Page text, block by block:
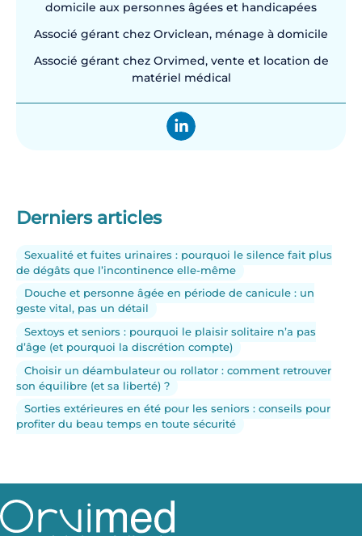
domicile aux personnes âgées et handicapées
Associé gérant chez Orviclean, ménage à domicile
Associé gérant chez Orvimed, vente et location de
matériel médical
Derniers articles
Sexualité et fuites urinaires : pourquoi le silence fait plus
de dégâts que l’incontinence elle-même
Douche et personne âgée en période de canicule : un
geste vital, pas un détail
Sextoys et seniors : pourquoi le plaisir solitaire n’a pas
d’âge (et pourquoi la discrétion compte)
Choisir un déambulateur ou rollator : comment retrouver
son équilibre (et sa liberté) ?
Sorties extérieures en été pour les seniors : conseils pour
profiter du beau temps en toute sécurité